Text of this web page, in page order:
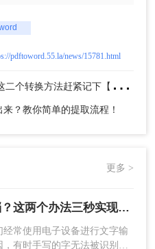
就可以了。
】功能；
pdftoword.55.la/news/15781.html
上
一篇：图片转word怎么转？这二个转换方法赶紧记下【附视频教程】！
？教你简单的提取流程！
更多 >
图片怎么转换成word文档？这两个办法三秒实现图片转文字
常使用电子设备进行文字输
有时手写的字无法被识别出